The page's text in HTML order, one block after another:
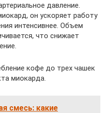
давление.
он ускоряет работу
интенсивнее. Объем
что снижает
кофе до трех чашек
миокарда.
смесь: какие